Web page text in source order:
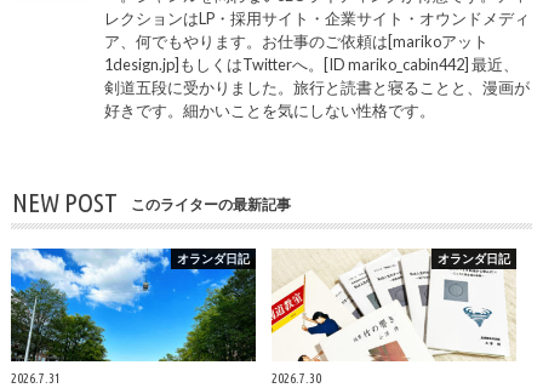
レクションはLP・採用サイト・企業サイト・オウンドメディ
ア、何でもやります。お仕事のご依頼は[marikoアット
1design.jp]もしくはTwitterへ。[ID mariko_cabin442] 最近、
剣道五段に受かりました。旅行と読書と寝ることと、漫画が
好きです。細かいことを気にしない性格です。
NEW POST このライターの最新記事
オランダ日記
2026.7.31
オランダ日記
2026.7.30